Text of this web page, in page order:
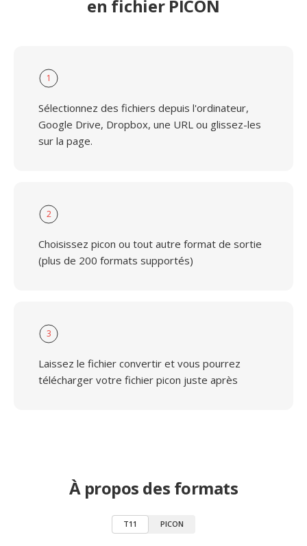
en fichier PICON
1
Sélectionnez des fichiers depuis l'ordinateur,
Google Drive, Dropbox, une URL ou glissez-les
sur la page.
2
Choisissez picon ou tout autre format de sortie
(plus de 200 formats supportés)
3
Laissez le fichier convertir et vous pourrez
télécharger votre fichier picon juste après
À propos des formats
T11 PICON